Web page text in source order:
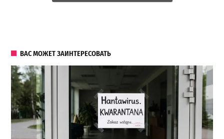
ВАС МОЖЕТ ЗАИНТЕРЕСОВАТЬ